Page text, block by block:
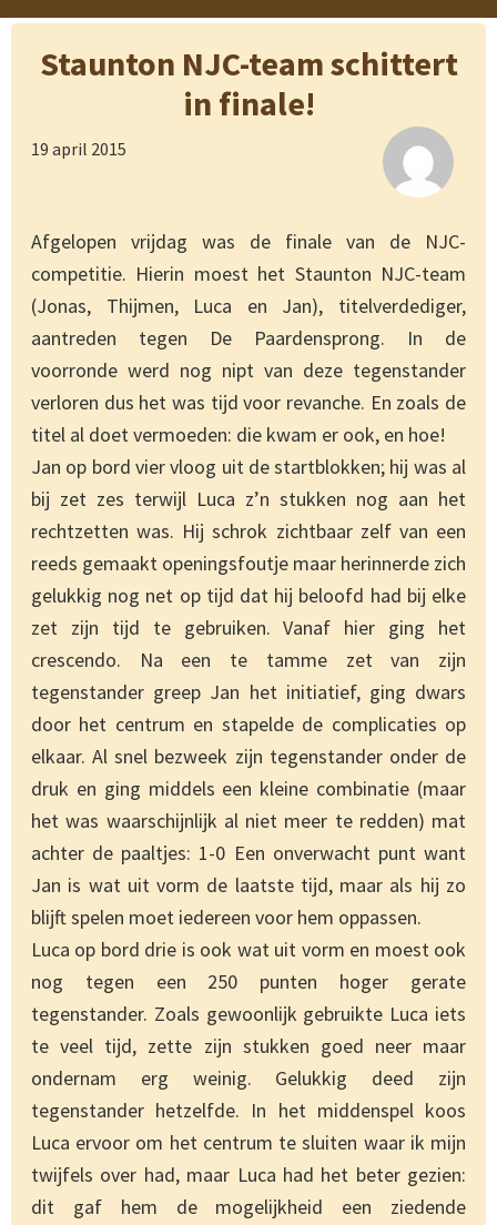
Staunton NJC-team schittert
in finale!
19 april 2015
Afgelopen vrijdag was de finale van de NJC-
competitie. Hierin moest het Staunton NJC-team
(Jonas, Thijmen, Luca en Jan), titelverdediger,
aantreden tegen De Paardensprong. In de
voorronde werd nog nipt van deze tegenstander
verloren dus het was tijd voor revanche. En zoals de
titel al doet vermoeden: die kwam er ook, en hoe!
Jan op bord vier vloog uit de startblokken; hij was al
bij zet zes terwijl Luca z’n stukken nog aan het
rechtzetten was. Hij schrok zichtbaar zelf van een
reeds gemaakt openingsfoutje maar herinnerde zich
gelukkig nog net op tijd dat hij beloofd had bij elke
zet zijn tijd te gebruiken. Vanaf hier ging het
crescendo. Na een te tamme zet van zijn
tegenstander greep Jan het initiatief, ging dwars
door het centrum en stapelde de complicaties op
elkaar. Al snel bezweek zijn tegenstander onder de
druk en ging middels een kleine combinatie (maar
het was waarschijnlijk al niet meer te redden) mat
achter de paaltjes: 1-0 Een onverwacht punt want
Jan is wat uit vorm de laatste tijd, maar als hij zo
blijft spelen moet iedereen voor hem oppassen.
Luca op bord drie is ook wat uit vorm en moest ook
nog tegen een 250 punten hoger gerate
tegenstander. Zoals gewoonlijk gebruikte Luca iets
te veel tijd, zette zijn stukken goed neer maar
ondernam erg weinig. Gelukkig deed zijn
tegenstander hetzelfde. In het middenspel koos
Luca ervoor om het centrum te sluiten waar ik mijn
twijfels over had, maar Luca had het beter gezien:
dit gaf hem de mogelijkheid een ziedende